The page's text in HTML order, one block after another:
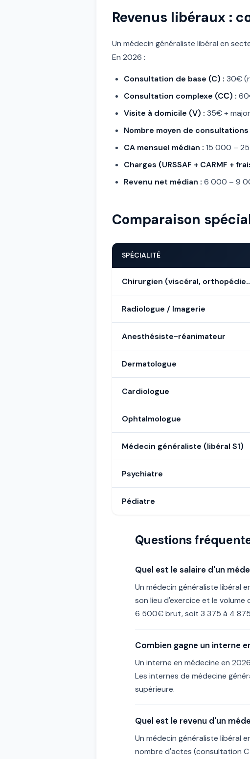
Revenus libéraux :
Un médecin généraliste libéral en
En 2026 :
Consultation de base (C) : 30€
Consultation complexe (CС) :
Visite à domicile (V) : 35€ +
Nombre moyen de consultations
CA mensuel médian : 15 000 –
Charges (URSSAF + CARMF +
Revenu net médian : 6 000 – 9
Comparaison
SPÉCIALITÉ
Chirurgien (viscéral,
Radiologue / Imagerie
Anesthésiste-réanimateur
Dermatologue
Cardiologue
Ophtalmologue
Médecin généraliste (libéral S1)
Psychiatre
Pédiatre
Questions
Quel est le salaire d'un
Un médecin généraliste libéral
son lieu d'exercice et le
6 500€ brut, soit 3 375 à 4
Combien gagne un interne
Un interne en médecine en
Les internes de médecine
supérieure.
Quel est le revenu d'un
Un médecin généraliste libéral
nombre d'actes (consultation